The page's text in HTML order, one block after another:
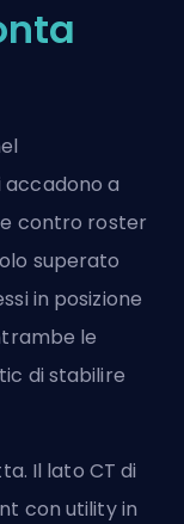
accadono a
contro roster
superato
in posizione
le
di stabilire
Il lato CT di
con utility in